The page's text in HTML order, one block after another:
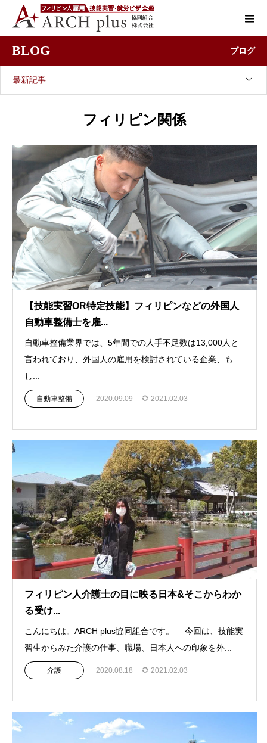
BLOG ブログ
最新記事
フィリピン関係
【技能実習OR特定技能】フィリピンなどの外国人
自動車整備士を雇...
自動車整備業界では、5年間での人手不足数は13,000人と
言われており、外国人の雇用を検討されている企業、も
し...
自動車整備 2020.09.09 2021.02.03
フィリピン人介護士の目に映る日本&そこからわか
る受け...
こんにちは。ARCH plus協同組合です。 今回は、技能実
習生からみた介護の仕事、職場、日本人への印象を外...
介護 2020.08.18 2021.02.03